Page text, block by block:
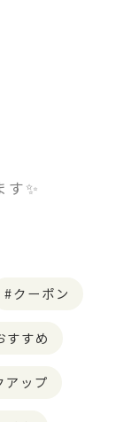
す✨
クーポン
すすめ
アップ